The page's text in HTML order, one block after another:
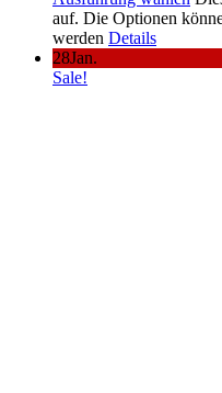
auf. Die Optionen
werden Details
28Jan.
Sale!